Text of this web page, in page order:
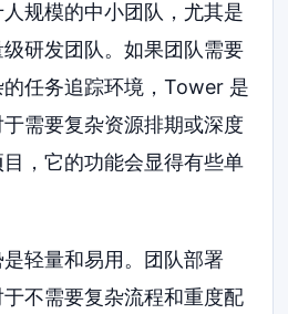
人规模的中小团队，尤其是
研发团队。如果团队需要
任务追踪环境，Tower 是
需要复杂资源排期或深度
，它的功能会显得有些单
是轻量和易用。团队部署
不需要复杂流程和重度配